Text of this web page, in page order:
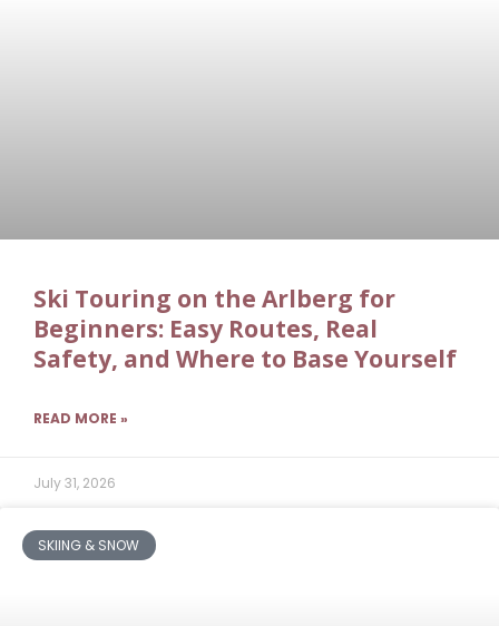
Ski Touring on the Arlberg for
Beginners: Easy Routes, Real
Safety, and Where to Base Yourself
READ MORE »
July 31, 2026
SKIING & SNOW